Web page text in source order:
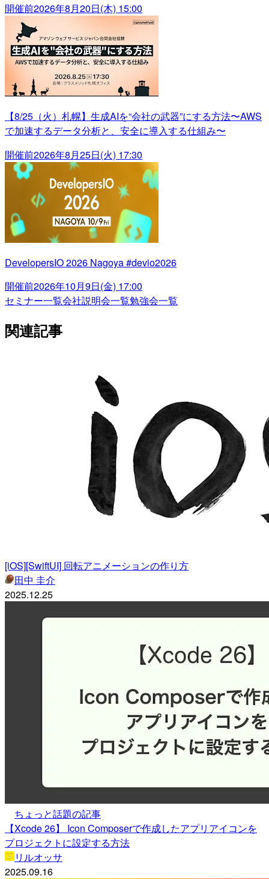
開催前2026年8月20日(木) 15:00
【8/25（火）札幌】生成AIを“会社の武器”にする方法〜AWS
で加速するデータ分析と、安全に導入する仕組み〜
開催前2026年8月25日(火) 17:30
DevelopersIO 2026 Nagoya #devio2026
開催前2026年10月9日(金) 17:00
セミナー一覧会社説明会一覧勉強会一覧
関連記事
[iOS][SwiftUI] 回転アニメーションの作り方
田中 圭介
2025.12.25
ちょっと話題の記事
【Xcode 26】 Icon Composerで作成したアプリアイコンを
プロジェクトに設定する方法
リルオッサ
2025.09.16